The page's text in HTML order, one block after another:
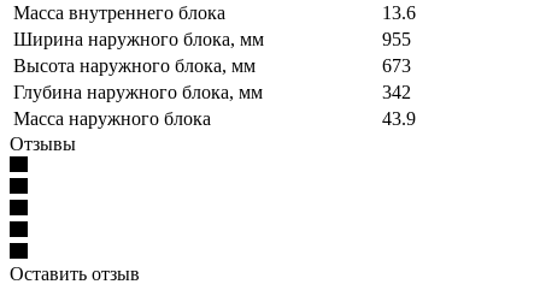
Масса внутреннего блока
13.6
Ширина наружного блока, мм
955
Высота наружного блока, мм
673
Глубина наружного блока, мм
342
Масса наружного блока
43.9
Отзывы
Оставить отзыв